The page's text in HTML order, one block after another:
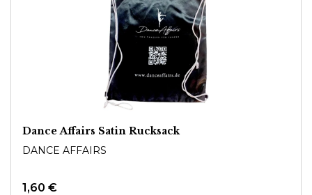
Dance Affairs Satin Rucksack
DANCE AFFAIRS
1,60 €